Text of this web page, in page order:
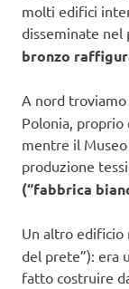
molti edifici
disseminate nel
bronzo
A nord
Polonia, proprio
mentre il
produzione
(“fabbrica
Un altro edificio
del prete”): era
fatto costruire